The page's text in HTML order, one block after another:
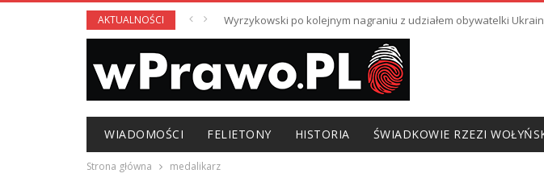
AKTUALNOŚCI Wyrzykowski po kolejnym nagraniu z udziałem obywatelki
WIADOMOŚCI FELIETONY HISTORIA ŚWIADKOWIE RZEZI
Strona główna medalikarz